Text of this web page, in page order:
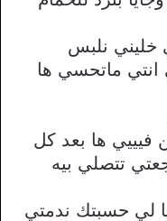
خليني نلبس
ماتحسي ها
ها بعد كل
تتصلي بيه
لي حسبتك ندمتي